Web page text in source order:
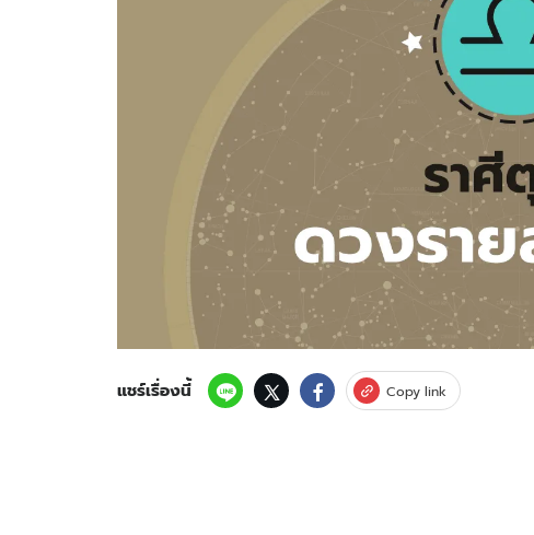
ดาวน์โหลดสนุกแอปฟรี ติดตามสนุกโซเชียลได้ที่
สงวนลิขสิทธิ์ © 2569 บริษัท อิมเมจ ฟิวเจอร์ (ประเทศไทย) จำกัด
แชร์เรื่องนี้ Copy link